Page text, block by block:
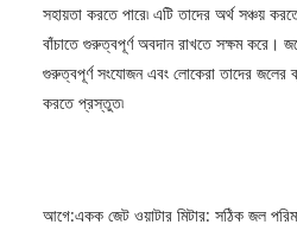
সহায়তা করতে পারে৷ এটি তাদের অর্থ সঞ্চয়
বাঁচাতে গুরুত্বপূর্ণ অবদান রাখতে সক্ষম করে।
গুরুত্বপূর্ণ সংযোজন এবং লোকেরা তাদের জলের
করতে প্রস্তুত৷
আগে:একক জেট ওয়াটার মিটার: সঠিক জল